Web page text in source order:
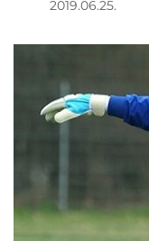
2019.06.25.